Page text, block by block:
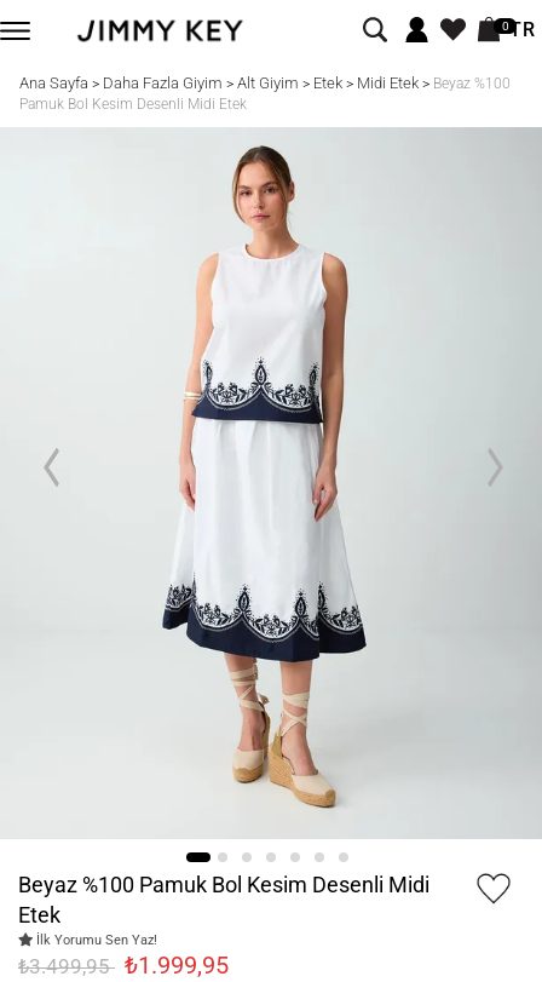
0TR
Ana Sayfa > Daha Fazla Giyim > Alt Giyim > Etek> Midi Etek> Beyaz %100
Pamuk Bol Kesim Desenli Midi Etek
Beyaz %100 Pamuk Bol Kesim Desenli Midi
Etek
İlk Yorumu Sen Yaz!
₺3.499,95 ₺1.999,95